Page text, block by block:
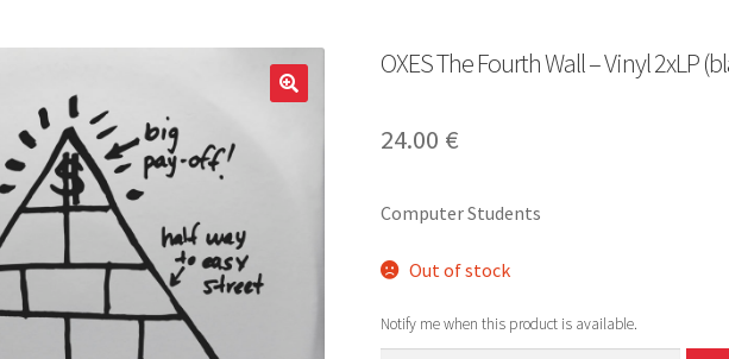
OXES The Fourth Wall – Vinyl 2xLP
24.00 €
Computer Students
Out of stock
Notify me when this product is available.